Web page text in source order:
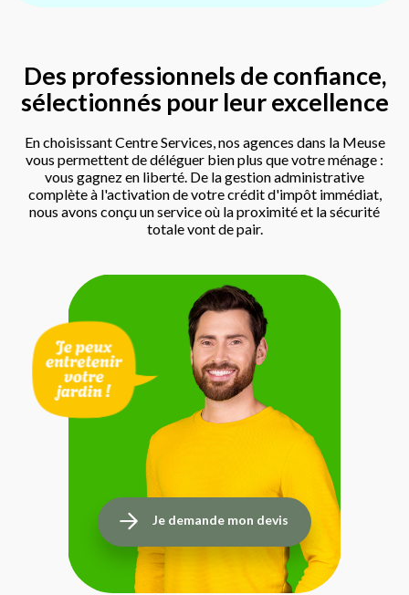
Des professionnels de confiance,
sélectionnés pour leur excellence
En choisissant Centre Services, nos agences dans la Meuse
vous permettent de déléguer bien plus que votre ménage :
vous gagnez en liberté. De la gestion administrative
complète à l'activation de votre crédit d'impôt immédiat,
nous avons conçu un service où la proximité et la sécurité
totale vont de pair.
Je demande mon devis